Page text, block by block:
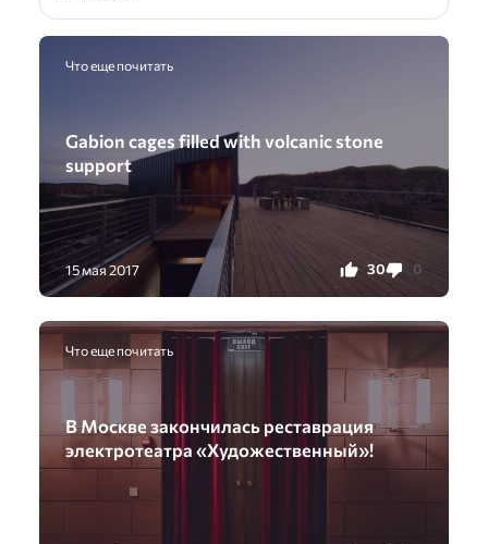
Что еще почитать
Gabion cages filled with volcanic stone
support
15 мая 2017 30 0
Что еще почитать
В Москве закончилась реставрация
электротеатра «Художественный»!